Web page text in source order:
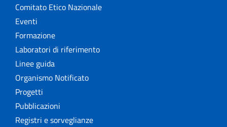
Comitato Etico Nazionale
Eventi
Formazione
Laboratori di riferimento
Linee guida
Organismo Notificato
Progetti
Pubblicazioni
Registri e sorveglianze